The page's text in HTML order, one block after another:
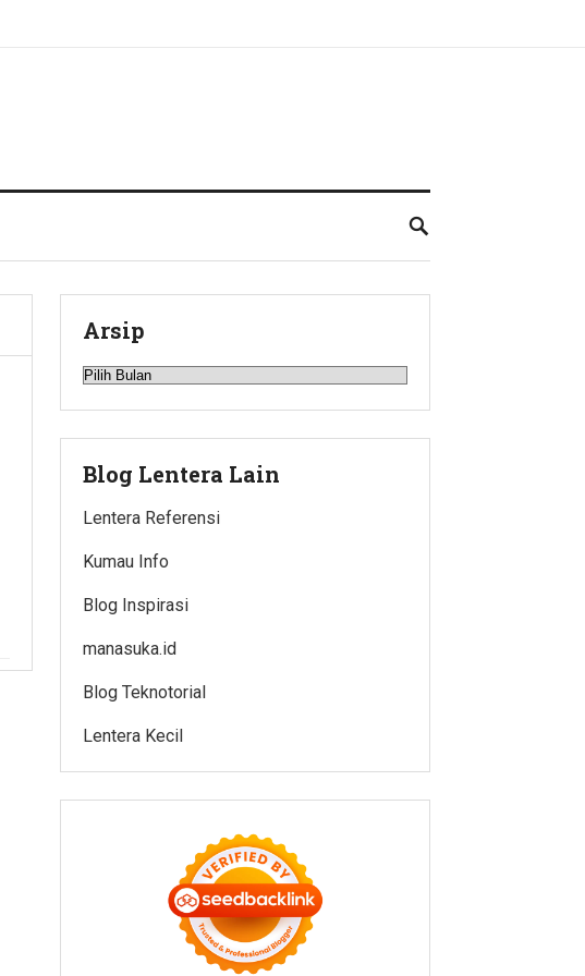
Arsip
Arsip
Blog Lentera Lain
Lentera Referensi
Kumau Info
Blog Inspirasi
manasuka.id
Blog Teknotorial
Lentera Kecil